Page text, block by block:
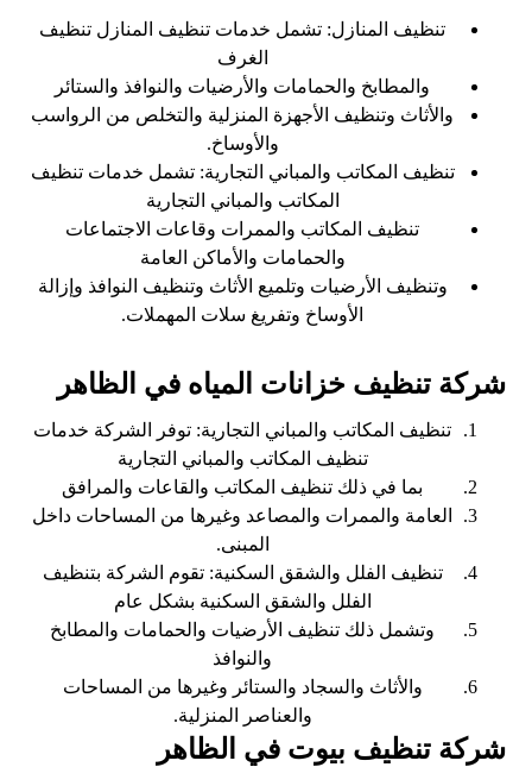
تنظيف المنازل: تشمل خدمات تنظيف المنازل تنظيف
الغرف
والمطابخ والحمامات والأرضيات والنوافذ والستائر
والأثاث وتنظيف الأجهزة المنزلية والتخلص من الرواسب
والأوساخ.
تنظيف المكاتب والمباني التجارية: تشمل خدمات تنظيف
المكاتب والمباني التجارية
تنظيف المكاتب والممرات وقاعات الاجتماعات
والحمامات والأماكن العامة
وتنظيف الأرضيات وتلميع الأثاث وتنظيف النوافذ وإزالة
الأوساخ وتفريغ سلات المهملات.
شركة تنظيف خزانات المياه في الظاهر
تنظيف المكاتب والمباني التجارية: توفر الشركة خدمات
تنظيف المكاتب والمباني التجارية
بما في ذلك تنظيف المكاتب والقاعات والمرافق
العامة والممرات والمصاعد وغيرها من المساحات داخل
المبنى.
تنظيف الفلل والشقق السكنية: تقوم الشركة بتنظيف
الفلل والشقق السكنية بشكل عام
وتشمل ذلك تنظيف الأرضيات والحمامات والمطابخ
والنوافذ
والأثاث والسجاد والستائر وغيرها من المساحات
والعناصر المنزلية.
شركة تنظيف بيوت في الظاهر